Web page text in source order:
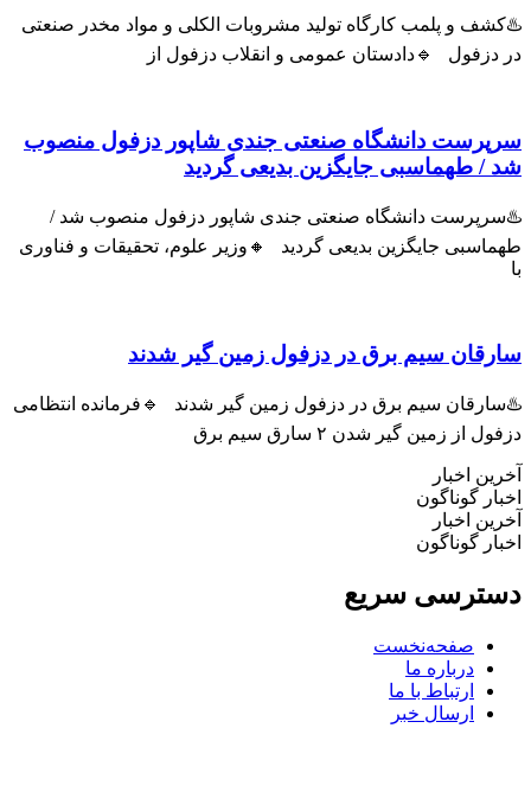
و پلمب کارگاه تولید مشروبات الکلی و مواد مخدر صنعتی
دزفول 🔹دادستان عمومی و انقلاب دزفول از
دانشگاه صنعتی جندی شاپور دزفول منصوب
/ طهماسبی جایگزین بدیعی گردید
دانشگاه صنعتی جندی شاپور دزفول منصوب شد /
جایگزین بدیعی گردید 🔸وزیر علوم، تحقیقات و فناوری
سیم برق در دزفول زمین گیر شدند
سیم برق در دزفول زمین گیر شدند 🔹فرمانده انتظامی
از زمین گیر شدن ۲ سارق سیم برق
اخبار
گوناگون
اخبار
گوناگون
سریع
صفحه‌نخست
درباره ما
ارتباط با ما
ارسال خبر